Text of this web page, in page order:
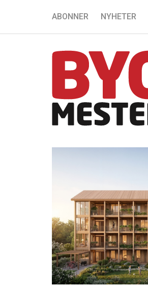
ABONNER NYHETER